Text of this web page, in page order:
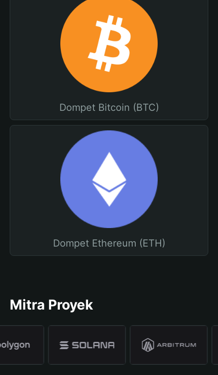
Dompet Bitcoin (BTC)
Dompet Ethereum (ETH)
Mitra Proyek